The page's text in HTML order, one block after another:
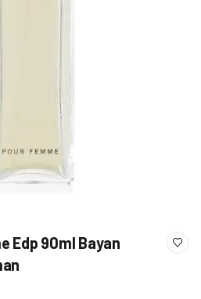
Edp 90ml Bayan